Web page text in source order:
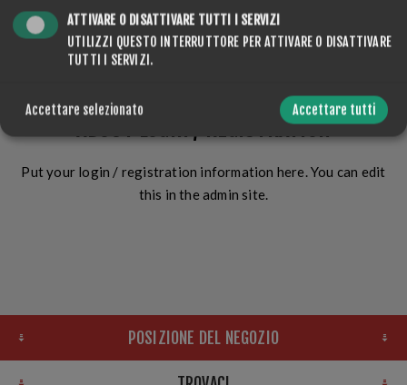
ACCESSO
ABOUT LOGIN / REGISTRATION
Put your login / registration information here. You can edit
this in the admin site.
POSIZIONE DEL NEGOZIO
ATTIVARE O DISATTIVARE TUTTI I SERVIZI
UTILIZZI QUESTO INTERRUTTORE PER ATTIVARE O DISATTIVARE
TUTTI I SERVIZI.
Accettare selezionato Accettare tutti